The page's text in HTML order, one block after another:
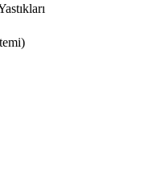
astıkları
sport